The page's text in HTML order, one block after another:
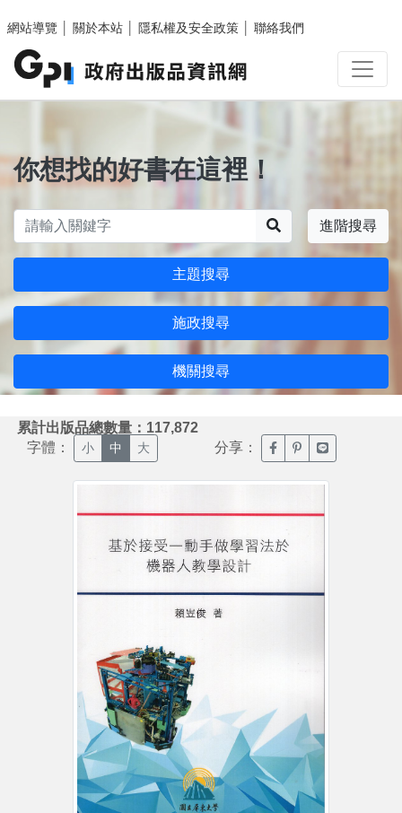
網站導覽
關於本站 隱私權及安全政策 聯絡我們
你想找的好書在這裡！
進階搜尋
主題搜尋
施政搜尋
機關搜尋
累計出版品總數量：117,872
字體： 小 中 大 分享： 臉書分享(另開新視窗)
噗浪分享(另開新
Line分享(另